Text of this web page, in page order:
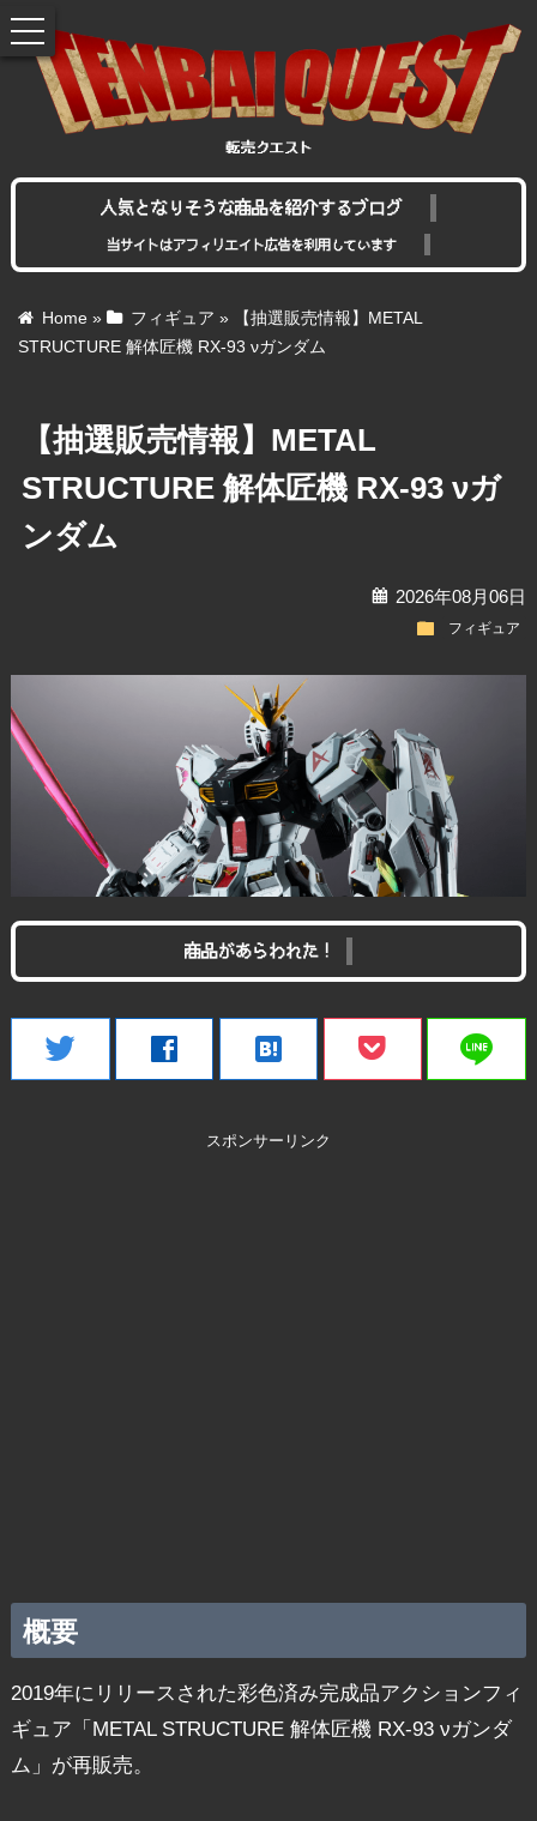
人気となりそうな商品を紹介するブログ
当サイトはアフィリエイト広告を利用しています
Home » フィギュア »
【抽選販売情報】METAL
STRUCTURE 解体匠機 RX-93 νガンダム
【抽選販売情報】METAL
STRUCTURE 解体匠機 RX-93 νガ
ンダム
calendar2026年08月06日
folder フィギュア
商品があらわれた！
twitter facebook hatenabookmark line
スポンサーリンク
概要
2019年にリリースされた彩色済み完成品アクションフィ
ギュア「METAL STRUCTURE 解体匠機 RX-93 νガンダ
ム」が再販売。
toggle
navigation